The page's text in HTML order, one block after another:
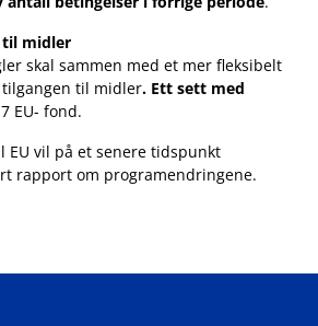
til midler
skal sammen med et mer fleksibelt
til midler. Ett sett med
EU- fond.
EU vil på et senere tidspunkt
rapport om programendringene.